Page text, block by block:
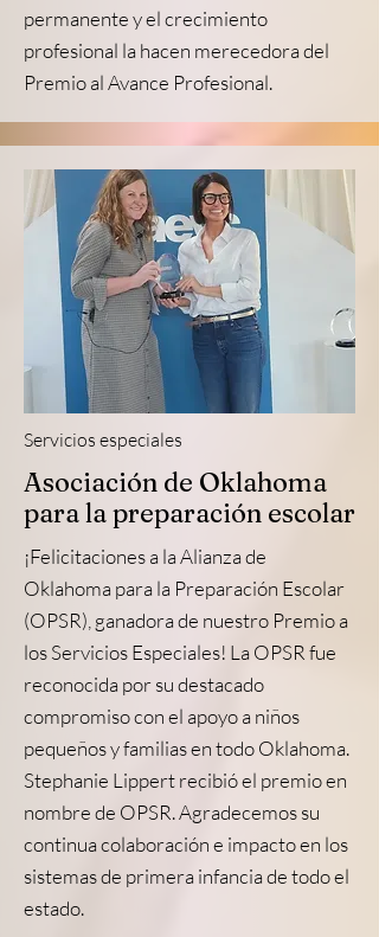
permanente y el crecimiento
profesional la hacen merecedora del
Premio al Avance Profesional.
Servicios especiales
Asociación de Oklahoma
para la preparación escolar
¡Felicitaciones a la Alianza de
Oklahoma para la Preparación Escolar
(OPSR), ganadora de nuestro Premio a
los Servicios Especiales! La OPSR fue
reconocida por su destacado
compromiso con el apoyo a niños
pequeños y familias en todo Oklahoma.
Stephanie Lippert recibió el premio en
nombre de OPSR. Agradecemos su
continua colaboración e impacto en los
sistemas de primera infancia de todo el
estado.